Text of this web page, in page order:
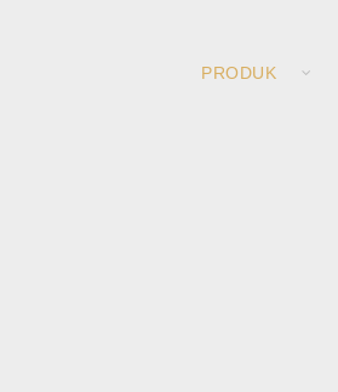
PRODUK